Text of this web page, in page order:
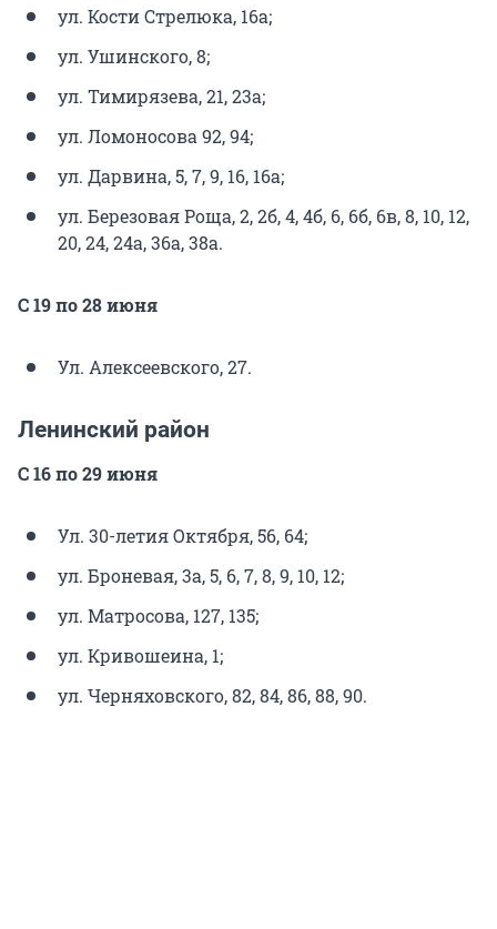
ул. Кости Стрелюка, 16а;
ул. Ушинского, 8;
ул. Тимирязева, 21, 23а;
ул. Ломоносова 92, 94;
ул. Дарвина, 5, 7, 9, 16, 16а;
ул. Березовая Роща, 2, 2б, 4, 4б, 6, 6б, 6в, 8, 10, 12,
20, 24, 24а, 36а, 38а.
С 19 по 28 июня
Ул. Алексеевского, 27.
Ленинский район
С 16 по 29 июня
Ул. 30-летия Октября, 56, 64;
ул. Броневая, 3а, 5, 6, 7, 8, 9, 10, 12;
ул. Матросова, 127, 135;
ул. Кривошеина, 1;
ул. Черняховского, 82, 84, 86, 88, 90.